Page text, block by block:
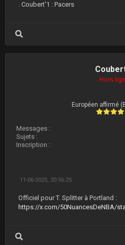
. Coubert'1 : Pacers
Hors
Européen affirmé
Messages :
Sujets :
Inscription :
11-06-2025, 20:56:25
Officiel pour T. Splitter à Portland :
https://x.com/50NuancesDeNBA/